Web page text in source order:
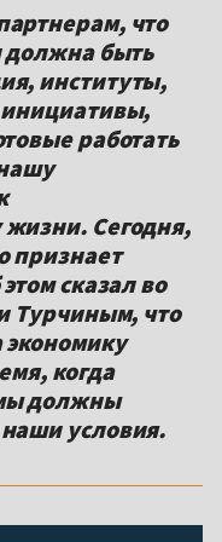
что
должна быть
институты,
инициативы,
работать
жизни. Сегодня,
признает
сказал во
Турчиным, что
когда
должны
условия.